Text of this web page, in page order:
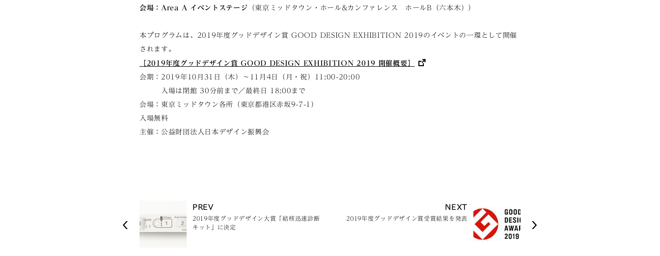
会場：Area A イベントステージ
（東京ミッドタウン・ホール&カンファレンス ホールB（六本木））
本プログラムは、2019年度グッドデザイン賞 GOOD DESIGN EXHIBITION 2019のイベントの一環として開催
されます。
［2019年度グッドデザイン賞 GOOD DESIGN EXHIBITION 2019 開催概要］
会期：2019年10月31日（木）〜11月4日（月・祝）11:00-20:00
入場は閉館 30分前まで／最終日 18:00まで
会場：東京ミッドタウン各所（東京都港区赤坂9-7-1）
入場無料
主催：公益財団法人日本デザイン振興会
PREV
2019年度グッドデザイン大賞「結核迅速診断
キット」に決定
NEXT
2019年度グッドデザイン賞受賞結果を発表